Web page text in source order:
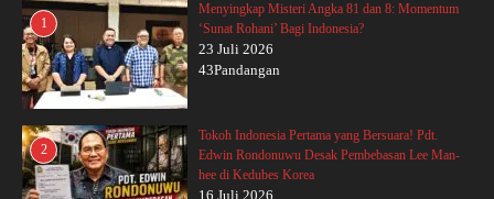
1
Menyingkap Misteri Angka 81 dan 8: Momentum
‘Sunat Rohani’ Bagi Indonesia?
23 Juli 2026
43Pandangan
2
Tokoh Indonesia Pertama yang Bersuara! Pdt.
Edwin Rondonuwu Desak Pembebasan Lee Man-
hee di Kedubes Korea
16 Juli 2026